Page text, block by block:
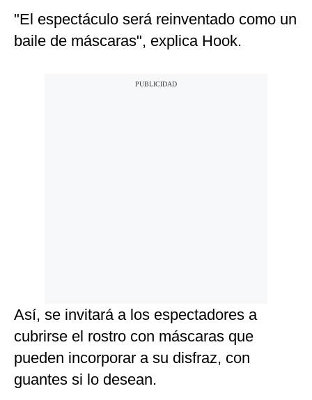
"El espectáculo será reinventado como un
baile de máscaras", explica Hook.
Así, se invitará a los espectadores a
cubrirse el rostro con máscaras que
pueden incorporar a su disfraz, con
guantes si lo desean.